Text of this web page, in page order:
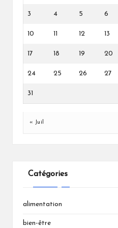
3 4 5 6
10 12 13
17 18 19 20
24 25 26 27
31
« Juil
Catégories
alimentation
bien-être